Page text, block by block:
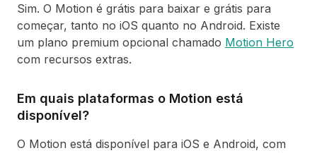
Sim. O Motion é grátis para baixar e grátis para
começar, tanto no iOS quanto no Android. Existe
um plano premium opcional chamado Motion Hero
com recursos extras.
Em quais plataformas o Motion está
disponível?
O Motion está disponível para iOS e Android, com